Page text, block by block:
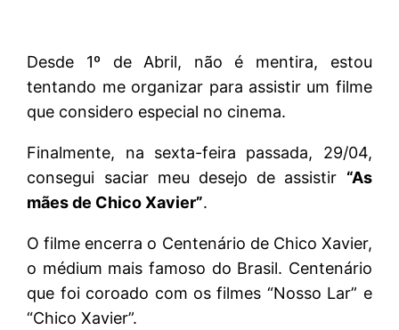
Desde 1º de Abril, não é mentira, estou
tentando me organizar para assistir um filme
que considero especial no cinema.
Finalmente, na sexta-feira passada, 29/04,
consegui saciar meu desejo de assistir “As
mães de Chico Xavier”.
O filme encerra o Centenário de Chico Xavier,
o médium mais famoso do Brasil. Centenário
que foi coroado com os filmes “Nosso Lar” e
“Chico Xavier”.